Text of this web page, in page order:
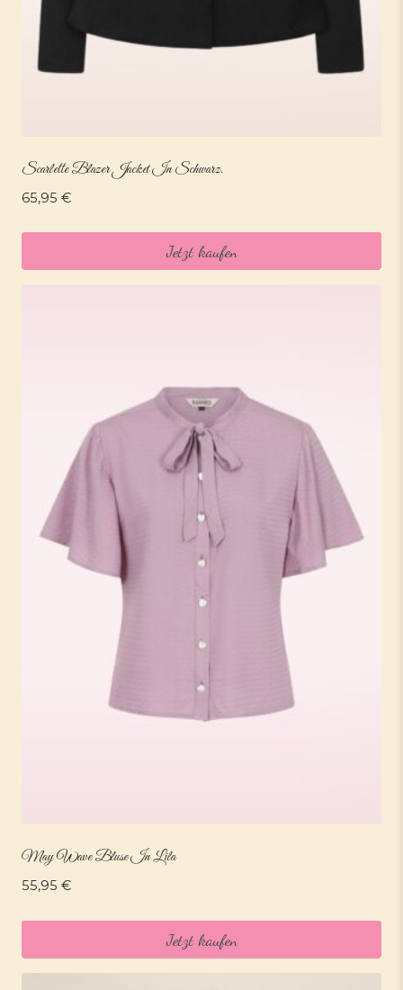
Scarlette Blazer Jacket In Schwarz.
65,95 €
Jetzt kaufen
May Wave Bluse In Lila
55,95 €
Jetzt kaufen